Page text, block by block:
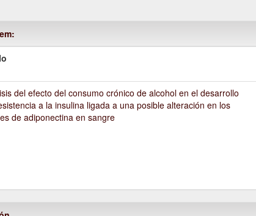
del efecto del consumo crónico de alcohol en el desarrollo
a la insulina ligada a una posible alteración en los
de adiponectina en sangre